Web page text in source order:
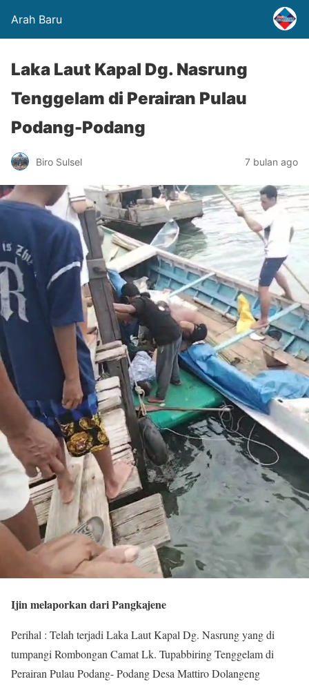
Arah Baru
Laka Laut Kapal Dg. Nasrung
Tenggelam di Perairan Pulau
Podang-Podang
Biro Sulsel 7 bulan ago
Ijin melaporkan dari Pangkajene
Perihal : Telah terjadi Laka Laut Kapal Dg. Nasrung yang di
tumpangi Rombongan Camat Lk. Tupabbiring Tenggelam di
Perairan Pulau Podang- Podang Desa Mattiro Dolangeng